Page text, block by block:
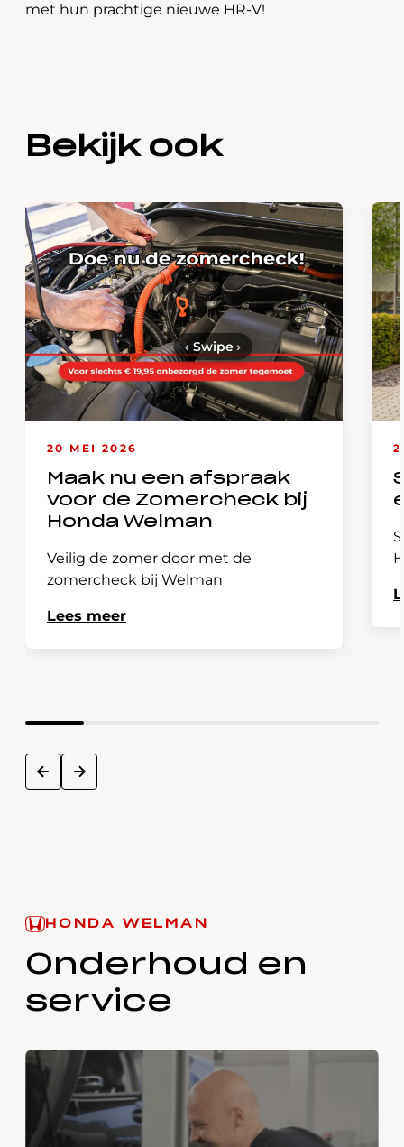
met hun prachtige nieuwe HR-V!
Bekijk ook
20 MEI 2026
Maak nu een afspraak
voor de Zomercheck bij
Honda Welman
Veilig de zomer door met de
zomercheck bij Welman
Lees meer
prev next
‹ Swipe›
HONDA WELMAN
Onderhoud en
service